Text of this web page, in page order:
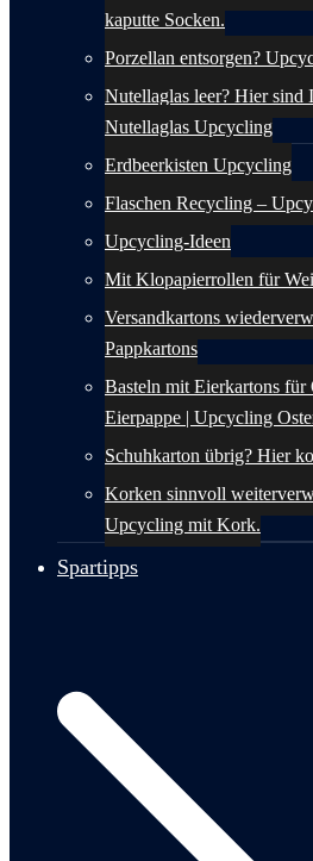
kaputte Socken.
Porzellan entsorgen?
Nutellaglas leer? Hier sind
Nutellaglas Upcycling
Erdbeerkisten Upcycling
Flaschen Recycling –
Upcycling-Ideen
Mit Klopapierrollen für
Versandkartons
Pappkartons
Basteln mit Eierkartons für
Eierpappe | Upcycling
Schuhkarton übrig? Hier
Korken sinnvoll
Upcycling mit Kork.
Spartipps